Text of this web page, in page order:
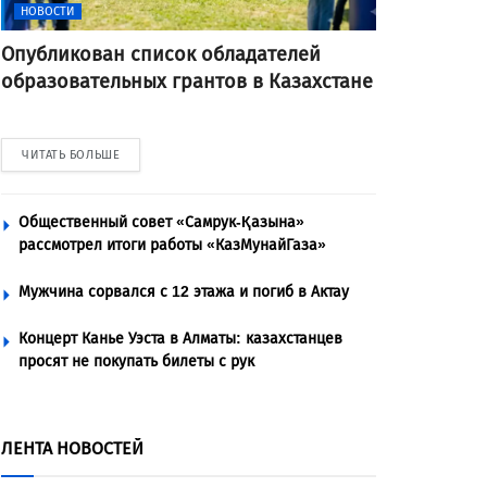
НОВОСТИ
Опубликован список обладателей
образовательных грантов в Казахстане
ЧИТАТЬ БОЛЬШЕ
Общественный совет «Самрук-Қазына»
рассмотрел итоги работы «КазМунайГаза»
Мужчина сорвался с 12 этажа и погиб в Актау
Концерт Канье Уэста в Алматы: казахстанцев
просят не покупать билеты с рук
ЛЕНТА НОВОСТЕЙ